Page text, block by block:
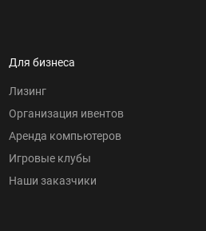
Для бизнеса
Лизинг
Организация ивентов
Аренда компьютеров
Игровые клубы
Наши заказчики